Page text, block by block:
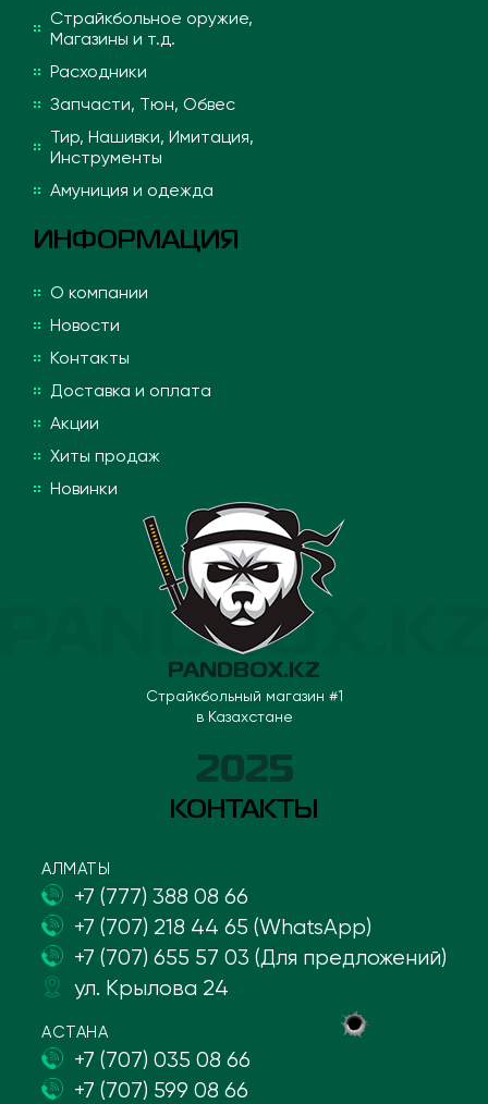
Страйкбольное оружие,
Магазины и т.д.
Расходники
Запчасти, Тюн, Обвес
Тир, Нашивки, Имитация,
Инструменты
Амуниция и одежда
ИНФОРМАЦИЯ
О компании
Новости
Контакты
Доставка и оплата
Акции
Хиты продаж
Новинки
PANDBOX.KZ
Страйкбольный магазин #1
в Казахстане
2025
КОНТАКТЫ
АЛМАТЫ
+7 (777) 388 08 66
+7 (707) 218 44 65 (WhatsApp)
+7 (707) 655 57 03 (Для предложений)
ул. Крылова 24
АСТАНА
+7 (707) 035 08 66
+7 (707) 599 08 66